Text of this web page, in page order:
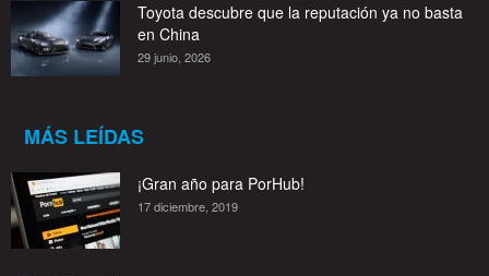
Toyota descubre que la reputación ya no basta
en China
29 junio, 2026
MÁS LEÍDAS
¡Gran año para PorHub!
17 diciembre, 2019